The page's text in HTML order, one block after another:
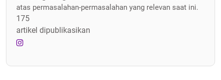
atas permasalahan-permasalahan yang relevan saat ini.
175
artikel dipublikasikan